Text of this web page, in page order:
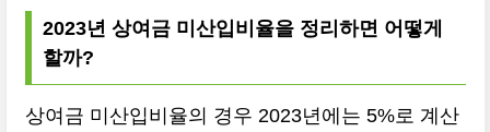
2023년 상여금 미산입비율을 정리하면 어떻게
할까?
상여금 미산입비율의 경우 2023년에는 5%로 계산